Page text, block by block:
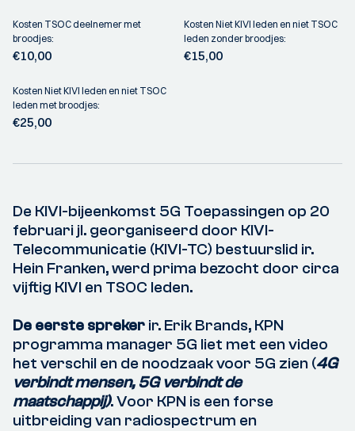
Kosten TSOC deelnemer met
broodjes:
€10,00
Kosten Niet KIVI leden en niet TSOC
leden zonder broodjes:
€15,00
Kosten Niet KIVI leden en niet TSOC
leden met broodjes:
€25,00
De KIVI-bijeenkomst 5G Toepassingen op 20
februari jl. georganiseerd door KIVI-
Telecommunicatie (KIVI-TC) bestuurslid ir.
Hein Franken, werd prima bezocht door circa
vijftig KIVI en TSOC leden.
De eerste spreker ir. Erik Brands, KPN
programma manager 5G liet met een video
het verschil en de noodzaak voor 5G zien (4G
verbindt mensen, 5G verbindt de
maatschappij). Voor KPN is een forse
uitbreiding van radiospectrum en